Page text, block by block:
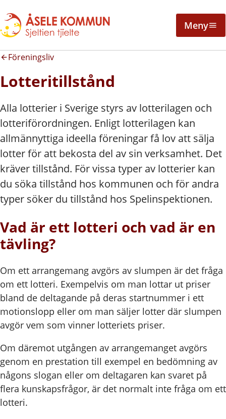
Meny
Föreningsliv
Lotteritillstånd
Alla lotterier i Sverige styrs av lotterilagen och
lotteriförordningen. Enligt lotterilagen kan
allmännyttiga ideella föreningar få lov att sälja
lotter för att bekosta del av sin verksamhet. Det
kräver tillstånd. För vissa typer av lotterier kan
du söka tillstånd hos kommunen och för andra
typer söker du tillstånd hos Spelinspektionen.
Vad är ett lotteri och vad är en
tävling?
Om ett arrangemang avgörs av slumpen är det fråga
om ett lotteri. Exempelvis om man lottar ut priser
bland de deltagande på deras startnummer i ett
motionslopp eller om man säljer lotter där slumpen
avgör vem som vinner lotteriets priser.
Om däremot utgången av arrangemanget avgörs
genom en prestation till exempel en bedömning av
någons slogan eller om deltagaren kan svaret på
flera kunskapsfrågor, är det normalt inte fråga om ett
lotteri.